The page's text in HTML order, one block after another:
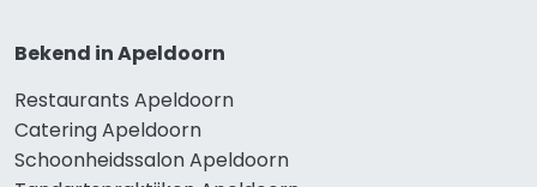
Bekend in Apeldoorn
Restaurants Apeldoorn
Catering Apeldoorn
Schoonheidssalon Apeldoorn